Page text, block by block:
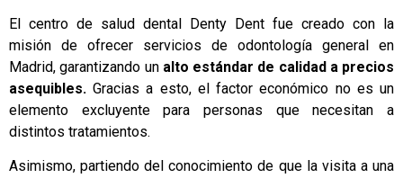
El centro de salud dental Denty Dent fue creado con la
misión de ofrecer servicios de odontología general en
Madrid, garantizando un alto estándar de calidad a precios
asequibles. Gracias a esto, el factor económico no es un
elemento excluyente para personas que necesitan a
distintos tratamientos.
Asimismo, partiendo del conocimiento de que la visita a una